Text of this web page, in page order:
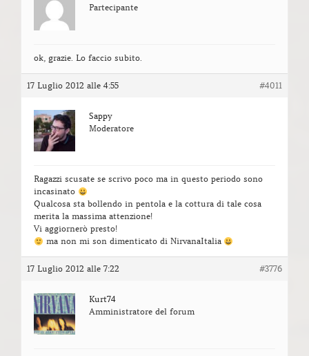
Partecipante
ok, grazie. Lo faccio subito.
17 Luglio 2012 alle 4:55 #4011
Sappy
Moderatore
Ragazzi scusate se scrivo poco ma in questo periodo sono
incasinato
Qualcosa sta bollendo in pentola e la cottura di tale cosa
merita la massima attenzione!
Vi aggiornerò presto!
ma non mi son dimenticato di NirvanaItalia
17 Luglio 2012 alle 7:22 #3776
Kurt74
Amministratore del forum